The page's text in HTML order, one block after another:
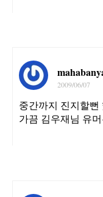
2009/06/07
중간까지 진지할
가끔 김우재님 유